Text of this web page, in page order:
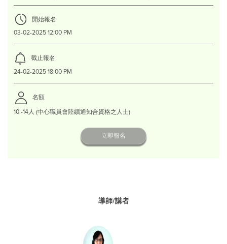
開始報名
03-02-2025 12:00 PM
截止報名
24-02-2025 18:00 PM
名額
10 -14人 (中心職員會陸續通知合資格之人士)
立即報名
導師/講者